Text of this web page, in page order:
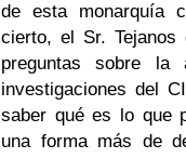
de esta monarquía
cierto, el Sr.
preguntas sobre la
investigaciones del
saber qué es lo que
una forma más de